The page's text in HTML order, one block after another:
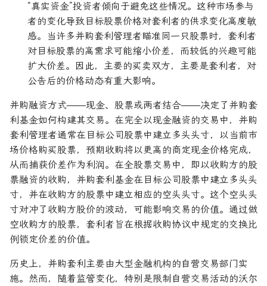
“真实资金”投资者倾向于避免这些情况。这种市场参与
者的变化导致目标股票价格对套利者的供求变化高度敏
感。当许多并购套利管理者瞄准同一只股票时，套利者
对目标股票的高需求可能缩小价差，而较低的兴趣可能
扩大价差。因此，主要的买卖双方，主要是套利者，对
公告后的价格动态有重大影响。
并购融资方式——现金、股票或两者结合——决定了并购套
利基金如何构建其交易。在完全以现金融资的交易中，并购
套利管理者通常在目标公司股票中建立多头头寸，以当前市
场价格购买股票，预期收购将以更高的商定现金价格完成，
从而捕获价差作为利润。在全股票交易中，即以收购方的股
票融资的收购，并购套利基金在目标公司股票中建立多头头
寸，并在收购方的股票中建立相应的空头头寸。这个空头头
寸对冲了收购方股价的波动，可能影响交易的价值。通过做
空收购方的股票，套利者旨在根据收购协议中规定的交换比
例锁定价差的价值。
历史上，并购套利主要由大型金融机构的自营交易部门实
施。然而，随着监管变化，特别是限制自营交易活动的沃尔